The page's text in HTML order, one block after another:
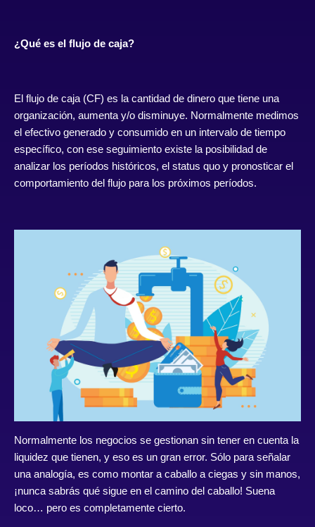
¿Qué es el flujo de caja?
El flujo de caja (CF) es la cantidad de dinero que tiene una
organización, aumenta y/o disminuye. Normalmente medimos
el efectivo generado y consumido en un intervalo de tiempo
específico, con ese seguimiento existe la posibilidad de
analizar los períodos históricos, el status quo y pronosticar el
comportamiento del flujo para los próximos períodos.
Normalmente los negocios se gestionan sin tener en cuenta la
liquidez que tienen, y eso es un gran error. Sólo para señalar
una analogía, es como montar a caballo a ciegas y sin manos,
¡nunca sabrás qué sigue en el camino del caballo! Suena
loco… pero es completamente cierto.